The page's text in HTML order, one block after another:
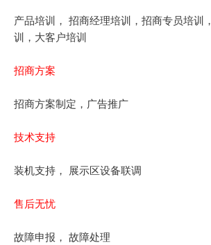
产品培训， 招商经理培训，招商专员培训
训，大客户培训
招商方案
招商方案制定，广告推广
技术支持
装机支持， 展示区设备联调
售后无忧
故障申报， 故障处理